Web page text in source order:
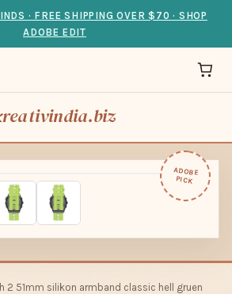
· FREE SHIPPING OVER $70 · SHOP
ADOBE EDIT
ADOBE
PICK
2 51mm silikon armband classic hell gruen